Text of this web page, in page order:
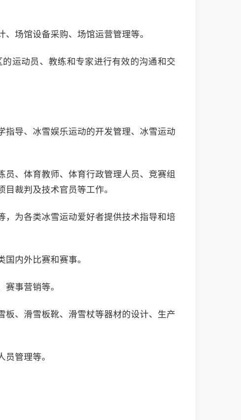
场馆设备采购、场馆运营管理等。
运动员、教练和专家进行有效的沟通和交
导、冰雪娱乐运动的开发管理、冰雪运动
、体育教师、体育行政管理人员、竞赛组
裁判及技术官员等工作‌。
为各类冰雪运动爱好者提供技术指导和培
内外比赛和赛事。
事营销等。
、滑雪板靴、滑雪杖等器材的设计、生产
管理等。